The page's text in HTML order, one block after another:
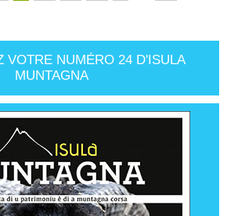
VOTRE NUMÉRO 24 D'ISULA
MUNTAGNA